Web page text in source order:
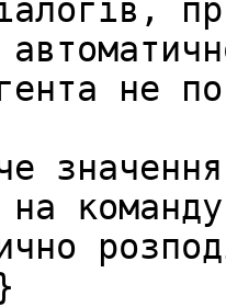
не
на